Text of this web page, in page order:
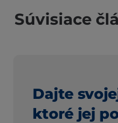
Súvisiace
Dajte
ktoré jej